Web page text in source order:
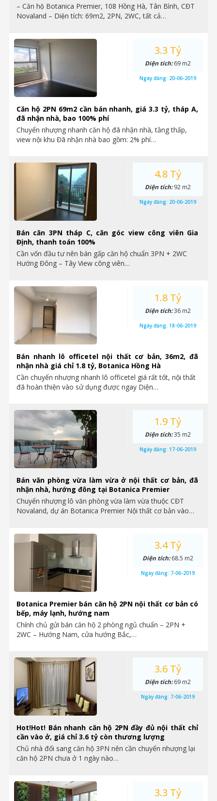
– Căn hộ Botanica Premier, 108 Hồng Hà, Tân Bình, CĐT
Novaland – Diện tích: 69m2, 2PN, 2WC, tất cả…
Căn hộ 2PN 69m2 cần bán nhanh, giá 3.3 tỷ, tháp A,
đã nhận nhà, bao 100% phí
Chuyển nhượng nhanh căn hộ đã nhận nhà, tầng thấp,
view nội khu Đã nhận nhà bao gồm: 2% phí…
3.3 Tỷ
Diện tích:69 m2
Ngày đăng: 20-06-2019
Bán căn 3PN tháp C, căn góc view công viên Gia
Định, thanh toán 100%
Cần vốn đầu tư nên bán gấp căn hộ chuẩn 3PN + 2WC
Hướng Đông – Tây View công viên…
4.8 Tỷ
Diện tích:92 m2
Ngày đăng: 20-06-2019
Bán nhanh lô officetel nội thất cơ bản, 36m2, đã
nhận nhà giá chỉ 1.8 tỷ, Botanica Hồng Hà
Cần chuyển nhượng nhanh lô officetel giá rất tốt, nội thất
đã hoàn thiện vào sử dụng được ngay Diện…
1.8 Tỷ
Diện tích:36 m2
Ngày đăng: 18-06-2019
Bán văn phòng vừa làm vừa ở nội thất cơ bản, đã
nhận nhà, hướng đông tại Botanica Premier
Chuyển nhượng lô văn phòng vừa làm vừa thuộc CĐT
Novaland, dự án Botanica Premier Nội thất cơ bản vào…
1.9 Tỷ
Diện tích:35 m2
Ngày đăng: 17-06-2019
Botanica Premier bán căn hộ 2PN nội thất cơ bản có
bếp, máy lạnh, hướng nam
Chính chủ gửi bán căn hộ 2 phòng ngủ chuẩn – 2PN +
2WC – Hướng Nam, cửa hướng Bắc,…
3.4 Tỷ
Diện tích:68.5 m2
Ngày đăng: 7-06-2019
Hot!Hot! Bán nhanh căn hộ 2PN đầy đủ nội thất chỉ
cần vào ở, giá chỉ 3.6 tỷ còn thương lượng
Chủ nhà đổi sang căn hộ 3PN nên cần chuyển nhượng lại
căn hộ 2PN chưa ở 1 ngày nào…
3.6 Tỷ
Diện tích:69 m2
Ngày đăng: 7-06-2019
3.3 Tỷ